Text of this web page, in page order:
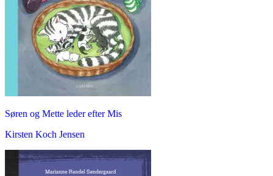
Søren og Mette leder efter Mis
Kirsten Koch Jensen